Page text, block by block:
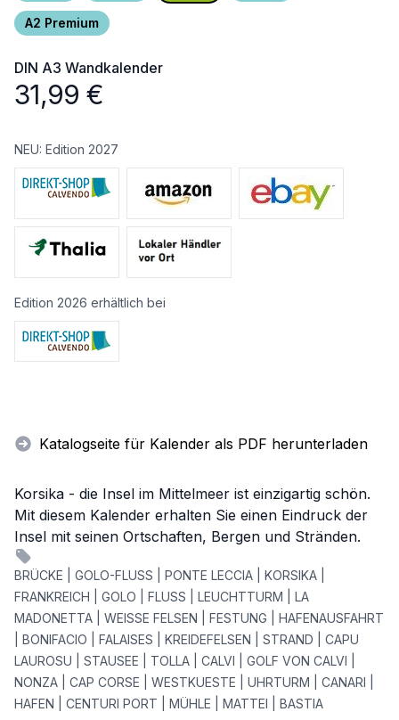
A2 Premium
DIN A3 Wandkalender
31,99 €
NEU: Edition 2027
Edition 2026 erhältlich bei
Katalogseite für Kalender als PDF herunterladen
Korsika - die Insel im Mittelmeer ist einzigartig schön.
Mit diesem Kalender erhalten Sie einen Eindruck der
Insel mit seinen Ortschaften, Bergen und Stränden.
BRÜCKE | GOLO-FLUSS | PONTE LECCIA | KORSIKA |
FRANKREICH | GOLO | FLUSS | LEUCHTTURM | LA
MADONETTA | WEISSE FELSEN | FESTUNG | HAFENAUSFAHRT
| BONIFACIO | FALAISES | KREIDEFELSEN | STRAND | CAPU
LAUROSU | STAUSEE | TOLLA | CALVI | GOLF VON CALVI |
NONZA | CAP CORSE | WESTKUESTE | UHRTURM | CANARI |
HAFEN | CENTURI PORT | MÜHLE | MATTEI | BASTIA